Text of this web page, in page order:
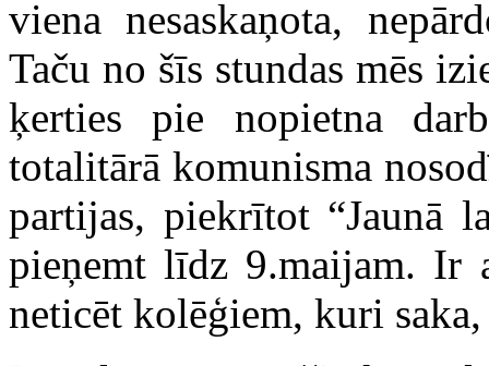
viena nesaskaņota,
Taču no šīs stundas mēs
ķerties pie nopietna
totalitārā komunisma
partijas, piekrītot “Jaunā
pieņemt līdz 9.maijam. Ir
neticēt kolēģiem, kuri